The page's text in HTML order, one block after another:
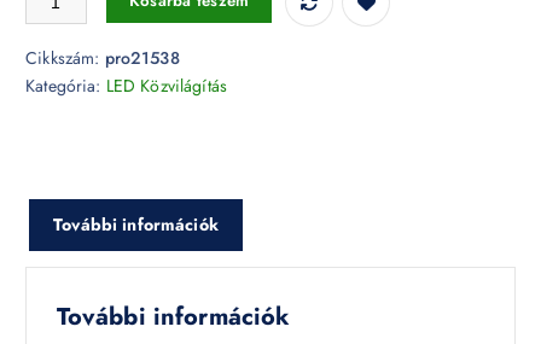
Cikkszám: pro21538
Kategória: LED Közvilágítás
További információk
További információk